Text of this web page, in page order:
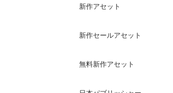
新作アセット
新作セールアセット
無料新作アセット